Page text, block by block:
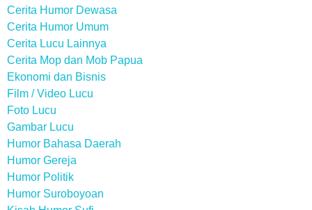
Cerita Humor Dewasa
Cerita Humor Umum
Cerita Lucu Lainnya
Cerita Mop dan Mob Papua
Ekonomi dan Bisnis
Film / Video Lucu
Foto Lucu
Gambar Lucu
Humor Bahasa Daerah
Humor Gereja
Humor Politik
Humor Suroboyoan